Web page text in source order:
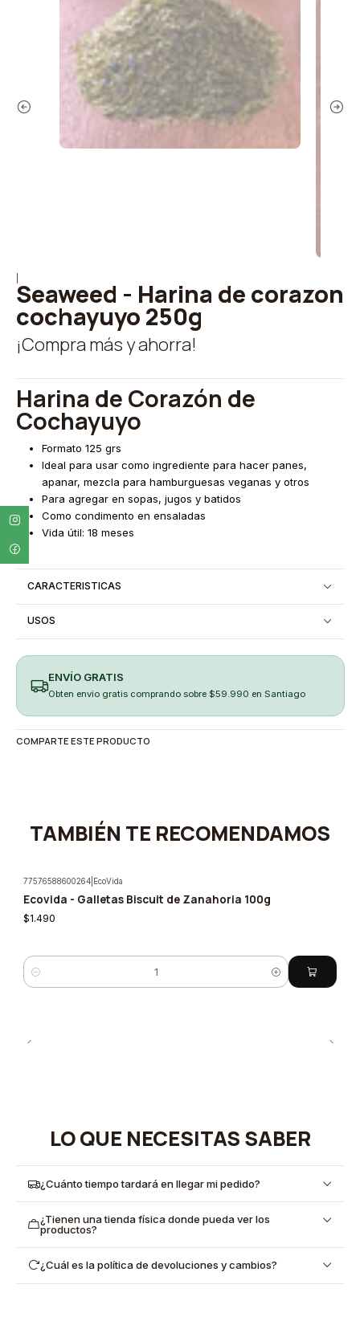
Seaweed - Harina de corazon
cochayuyo 250g
¡Compra más y ahorra!
Harina de Corazón de
Cochayuyo
Formato 125 grs
Ideal para usar como ingrediente para hacer panes,
apanar, mezcla para hamburguesas veganas y otros
Para agregar en sopas, jugos y batidos
Como condimento en ensaladas
Vida útil: 18 meses
CARACTERISTICAS
USOS
ENVÍO GRATIS
Obten envio gratis comprando sobre $59.990 en Santiago
COMPARTE ESTE PRODUCTO
TAMBIÉN TE RECOMENDAMOS
77576588600264 EcoVida
Ecovida - Galletas Biscuit de Zanahoria 100g
$1.490
Cantidad
LO QUE NECESITAS SABER
¿Cuánto tiempo tardará en llegar mi pedido?
¿Tienen una tienda física donde pueda ver los
productos?
¿Cuál es la política de devoluciones y cambios?